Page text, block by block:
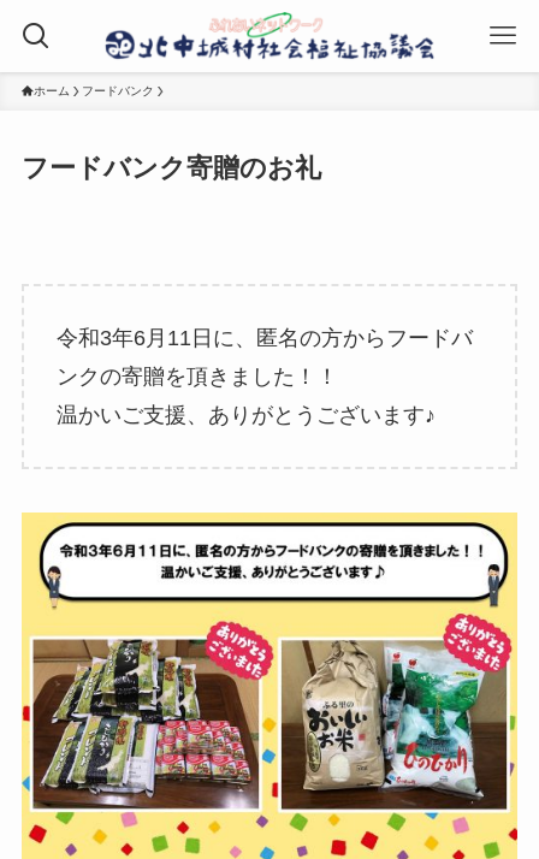
ホーム フードバンク
フードバンク寄贈のお礼
令和3年6月11日に、匿名の方からフードバ
ンクの寄贈を頂きました！！
温かいご支援、ありがとうございます♪